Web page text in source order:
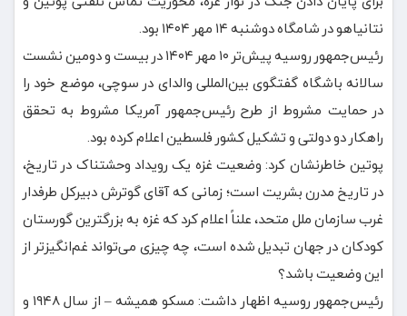
نتانیاهو در شامگاه دوشنبه ۱۴ مهر ۱۴۰۴ بود.
رئیس‌جمهور روسیه پیش‌تر ۱۰ مهر ۱۴۰۴ در بیست و دومین نشست
سالانه باشگاه گفتگوی بین‌المللی والدای در سوچی، موضع خود را
در حمایت مشروط از طرح رئیس‌جمهور آمریکا مشروط به تحقق
راهکار دو دولتی و تشکیل کشور فلسطین اعلام کرده بود.
پوتین خاطرنشان کرد: وضعیت غزه یک رویداد وحشتناک در تاریخ،
در تاریخ مدرن بشریت است؛ زمانی که آقای گوترش دبیرکل طرفدار
غرب سازمان ملل متحد، علناً اعلام کرد که غزه به بزرگترین گورستان
کودکان در جهان تبدیل شده است، چه چیزی می‌تواند غم‌انگیزتر از
این وضعیت باشد؟
رئیس‌جمهور روسیه اظهار داشت: مسکو همیشه – از سال ۱۹۴۸ و